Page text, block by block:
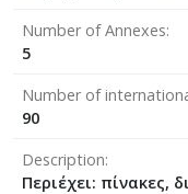
Number of Annexes
5
Number of
90
Description
Περιέχει: πίνακες,